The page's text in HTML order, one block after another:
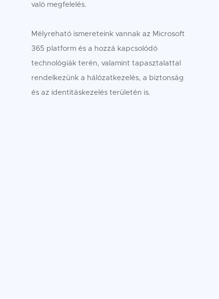
való megfelelés.
Mélyreható ismereteink vannak az Microsoft
365 platform és a hozzá kapcsolódó
technológiák terén, valamint tapasztalattal
rendelkezünk a hálózatkezelés, a biztonság
és az identitáskezelés területén is.